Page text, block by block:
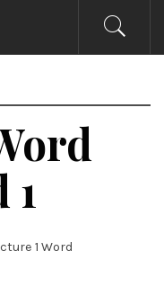
1
1 Word